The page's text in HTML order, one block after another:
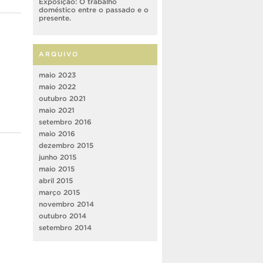
doméstico entre o passado e o
presente.
ARQUIVO
maio 2023
maio 2022
outubro 2021
maio 2021
setembro 2016
maio 2016
dezembro 2015
junho 2015
maio 2015
abril 2015
março 2015
novembro 2014
outubro 2014
setembro 2014